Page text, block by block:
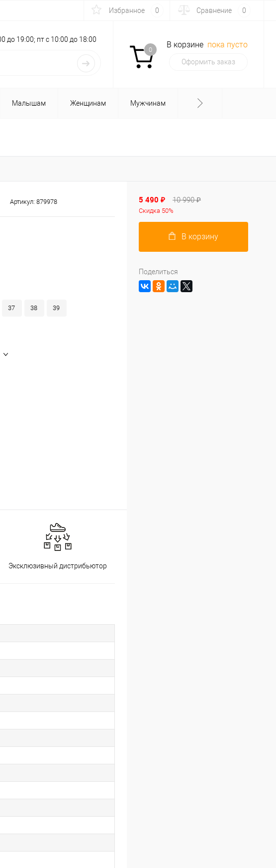
Избранное 0 Сравнение 0
до 19:00; пт с 10:00 до 18:00
0
В корзине пока пусто
Оформить заказ
Малышам Женщинам Мужчинам
Артикул: 879978
37 38 39
Эксклюзивный дистрибьютор
5 490 ₽ 10 990 ₽
Скидка 50%
В корзину
Поделиться